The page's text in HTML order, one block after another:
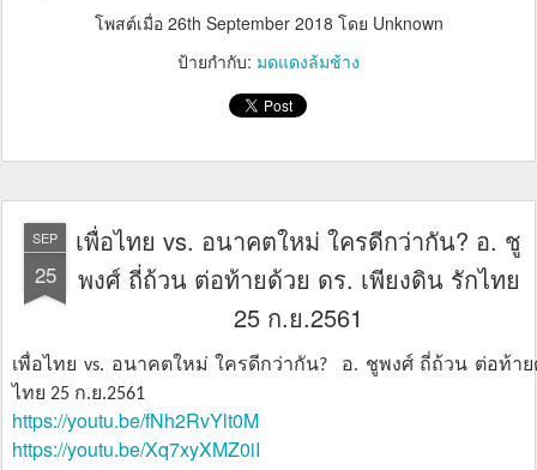
โพสต์เมื่อ 26th September 2018 โดย Unknown
ป้ายกำกับ: มดแดงล้มช้าง
SEP
25
เพื่อไทย vs. อนาคตใหม่ ใครดีกว่ากัน? อ. ชู
พงศ์ ถี่ถ้วน ต่อท้ายด้วย ดร. เพียงดิน รักไทย
25 ก.ย.​2561
เพื่อไทย vs. อนาคตใหม่ ใครดีกว่ากัน? อ. ชูพงศ์ ถี่ถ้วน ต่อท้าย
ไทย 25 ก.ย.​2561
https://youtu.be/fNh2RvYlt0M
https://youtu.be/Xq7xyXMZ0iI